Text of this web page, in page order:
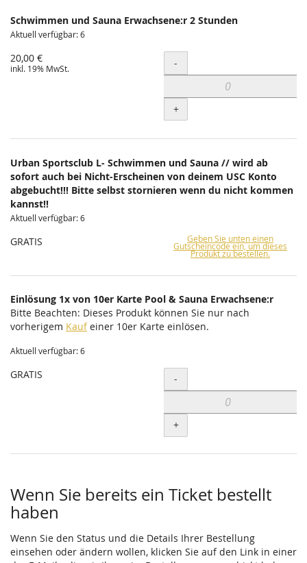
Schwimmen und Sauna Erwachsene:r 2 Stunden
Aktuell verfügbar: 6
20,00 €
inkl. 19% MwSt. Menge
-
+
Urban Sportsclub L- Schwimmen und Sauna // wird ab
sofort auch bei Nicht-Erscheinen von deinem USC Konto
abgebucht!!! Bitte selbst stornieren wenn du nicht kommen
kannst!!
Aktuell verfügbar: 6
GRATIS Geben Sie unten einen
Gutscheincode ein, um dieses
Produkt zu bestellen.
Einlösung 1x von 10er Karte Pool & Sauna Erwachsene:r
Bitte Beachten: Dieses Produkt können Sie nur nach
vorherigem Kaufeiner 10er Karte einlösen.
Aktuell verfügbar: 6
GRATIS Menge
-
+
Wenn Sie bereits ein Ticket bestellt
haben
Wenn Sie den Status und die Details Ihrer Bestellung
einsehen oder ändern wollen, klicken Sie auf den Link in einer